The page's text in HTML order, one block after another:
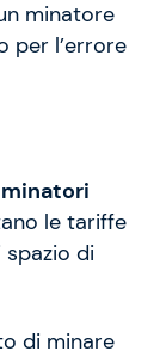
minatore
per l’errore
le tariffe
di
di minare